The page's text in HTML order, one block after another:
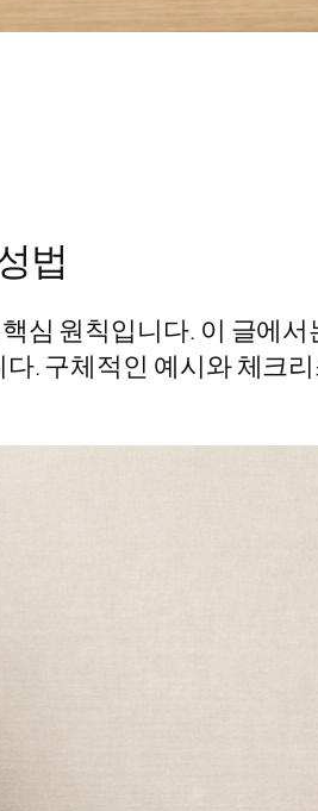
법
심 원칙입니다. 이 글에
. 구체적인 예시와 체크